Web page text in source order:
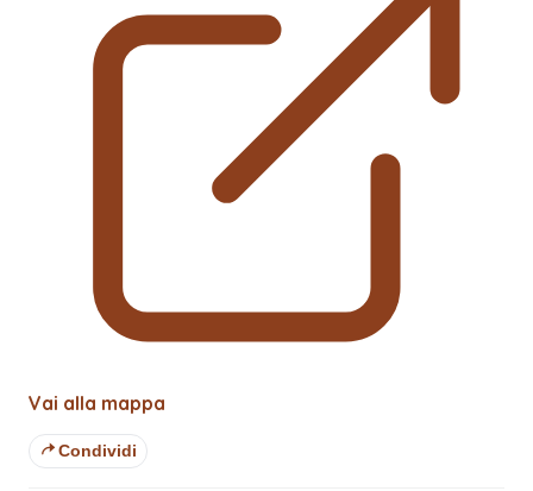
Vai alla mappa
Condividi